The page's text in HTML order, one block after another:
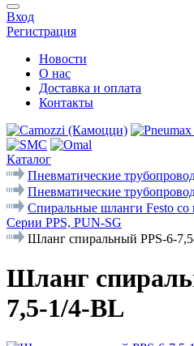
Вход
Регистрация
Новости
О нас
Доставка и оплата
Контакты
Каталог
Пневматические
Пневматические
Спиральные шланги Festo
Серии PPS, PUN-SG
Шланг спиральный PPS-6-
Шланг
7,5-1/4-BL